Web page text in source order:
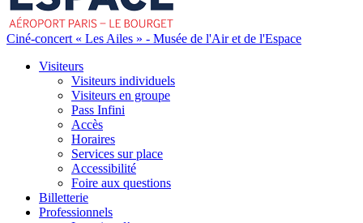
Ciné-concert « Les Ailes » - Musée de l'Air et de l'Espace
Visiteurs
Visiteurs individuels
Visiteurs en groupe
Pass Infini
Accès
Horaires
Services sur place
Accessibilité
Foire aux questions
Billetterie
Professionnels